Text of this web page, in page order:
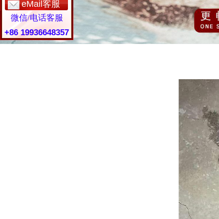
eMail客服
微信/电话客服
+86 19936648357